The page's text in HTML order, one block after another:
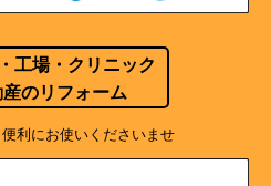
工場・クリニック
のリフォーム
利にお使いくださいませ